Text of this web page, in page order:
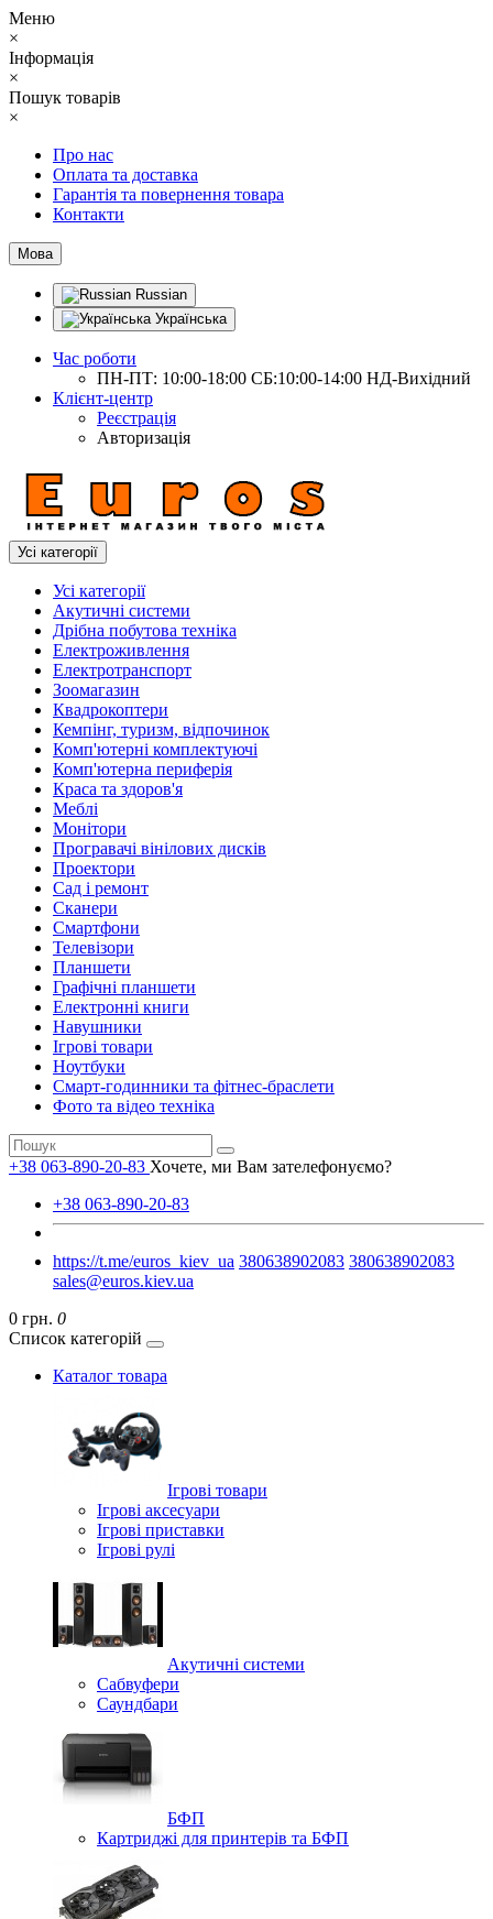
Меню
×
Інформація
×
Пошук товарів
×
Про нас
Оплата та доставка
Гарантія та повернення товара
Контакти
Мова
Russian
Українська
Час роботи
ПН-ПТ: 10:00-18:00 СБ:10:00-14:00 НД-Вихідний
Клієнт-центр
Реєстрація
Авторизація
Усі категорії
Усі категорії
Акутичні системи
Дрібна побутова техніка
Електроживлення
Електротранспорт
Зоомагазин
Квадрокоптери
Кемпінг, туризм, відпочинок
Комп'ютерні комплектуючі
Комп'ютерна периферія
Краса та здоров'я
Меблі
Монітори
Програвачі вінілових дисків
Проектори
Сад і ремонт
Сканери
Смартфони
Телевізори
Планшети
Графічні планшети
Електронні книги
Навушники
Ігрові товари
Ноутбуки
Смарт-годинники та фітнес-браслети
Фото та відео техніка
+38 063-890-20-83 Хочете, ми Вам зателефонуємо?
+38 063-890-20-83
https://t.me/euros_kiev_ua 380638902083 380638902083
sales@euros.kiev.ua
0 грн. 0
Список категорій
Каталог товара
Ігрові товари
Ігрові аксесуари
Ігрові приставки
Ігрові рулі
Акутичні системи
Сабвуфери
Саундбари
БФП
Картриджі для принтерів та БФП